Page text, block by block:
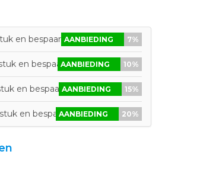
en bespaar 7%AANBIEDING 7%
en bespaar 10%AANBIEDING 10%
en bespaar 15%AANBIEDING 15%
en bespaar 20%
AANBIEDING 20%